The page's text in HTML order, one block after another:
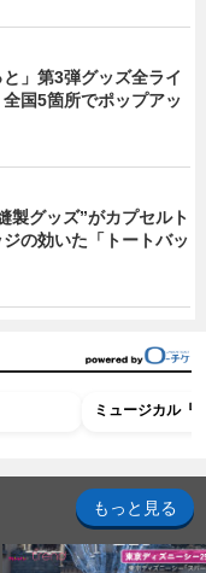
と」第3弾グッズ全ライ
国5箇所でポップアッ
製グッズ”がカプセルト
の効いた「トートバッ
ミュージカル『
もっと見る